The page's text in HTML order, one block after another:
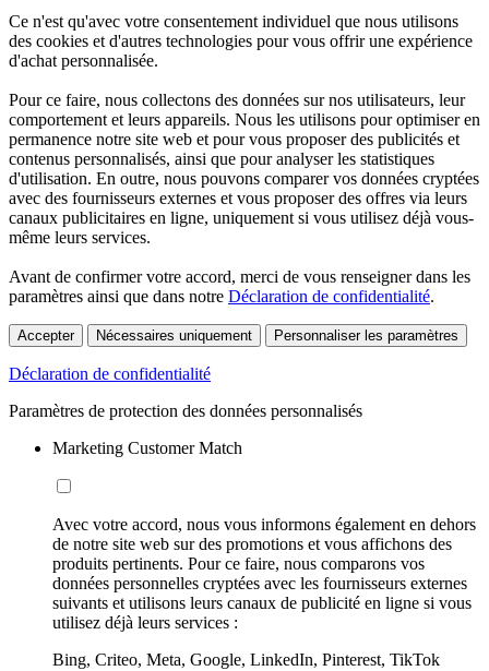
Ce n'est qu'avec votre consentement individuel que nous utilisons
des cookies et d'autres technologies pour vous offrir une expérience
d'achat personnalisée.
Pour ce faire, nous collectons des données sur nos utilisateurs, leur
comportement et leurs appareils. Nous les utilisons pour optimiser en
permanence notre site web et pour vous proposer des publicités et
contenus personnalisés, ainsi que pour analyser les statistiques
d'utilisation. En outre, nous pouvons comparer vos données cryptées
avec des fournisseurs externes et vous proposer des offres via leurs
canaux publicitaires en ligne, uniquement si vous utilisez déjà vous-
même leurs services.
Avant de confirmer votre accord, merci de vous renseigner dans les
paramètres ainsi que dans notre Déclaration de confidentialité.
Accepter Nécessaires uniquement Personnaliser les paramètres
Déclaration de confidentialité
Paramètres de protection des données personnalisés
Marketing Customer Match
Avec votre accord, nous vous informons également en dehors
de notre site web sur des promotions et vous affichons des
produits pertinents. Pour ce faire, nous comparons vos
données personnelles cryptées avec les fournisseurs externes
suivants et utilisons leurs canaux de publicité en ligne si vous
utilisez déjà leurs services :
Bing, Criteo, Meta, Google, LinkedIn, Pinterest, TikTok